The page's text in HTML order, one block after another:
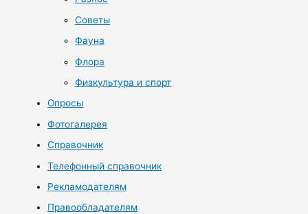
Советы
Фауна
Флора
Физкультура и спорт
Опросы
Фотогалерея
Справочник
Телефонный справочник
Рекламодателям
Правообладателям